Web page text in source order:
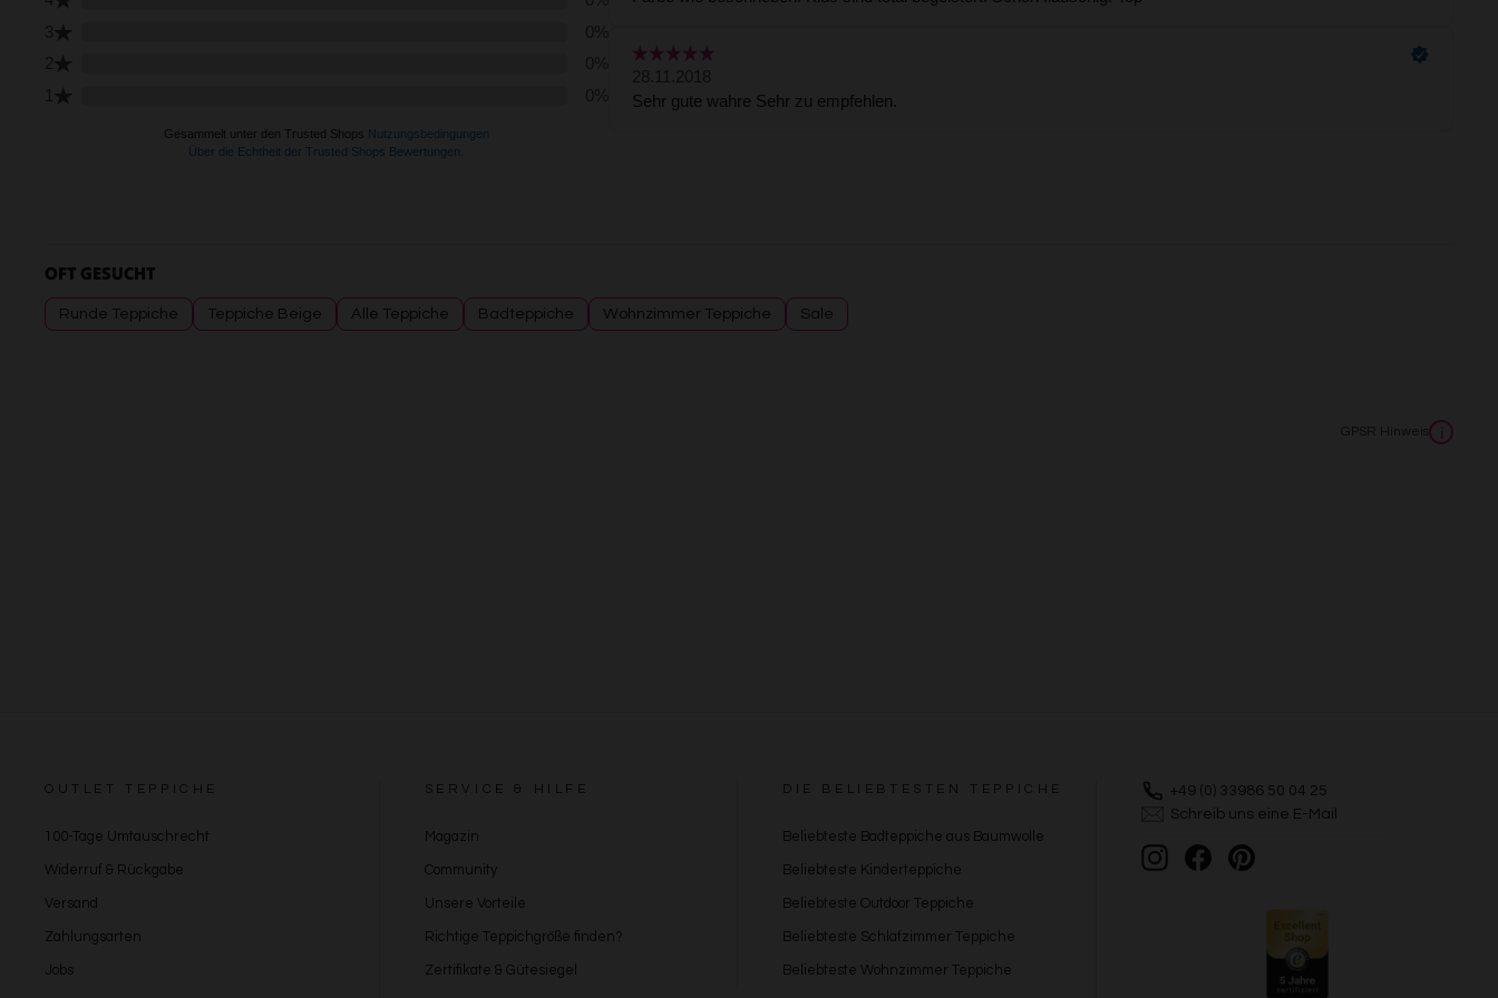
OFT GESUCHT
Runde Teppiche Teppiche Beige Alle Teppiche Badteppiche Wohnzimmer Teppiche Sale
GPSR Hinweis i
OUTLET TEPPICHE
100-Tage Umtauschrecht
Widerruf & Rückgabe
Versand
Zahlungsarten
Jobs
SERVICE & HILFE
Magazin
Community
Unsere Vorteile
Richtige Teppichgröße finden?
Zertifikate & Gütesiegel
DIE BELIEBTESTEN TEPPICHE
Beliebteste Badteppiche aus Baumwolle
Beliebteste Kinderteppiche
Beliebteste Outdoor Teppiche
Beliebteste Schlafzimmer Teppiche
Beliebteste Wohnzimmer Teppiche
+49 (0) 33986 50 04 25
Schreib uns eine E-Mail
Instagram
FacebookPinterest